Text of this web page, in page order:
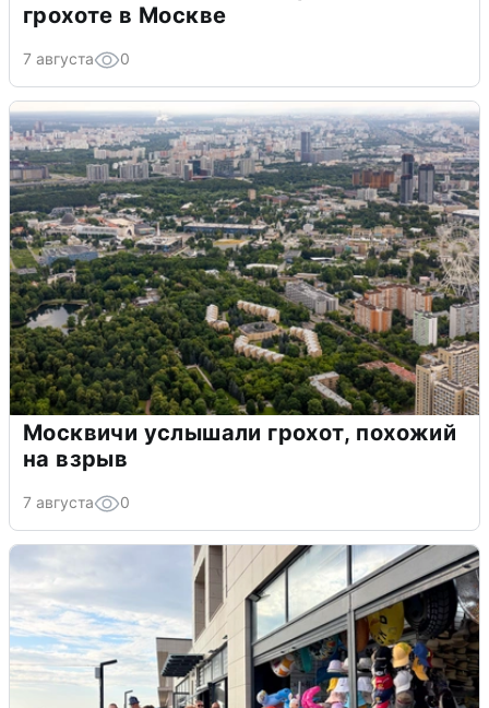
грохоте в Москве
7 августа 0
Москвичи услышали грохот, похожий
на взрыв
7 августа 0